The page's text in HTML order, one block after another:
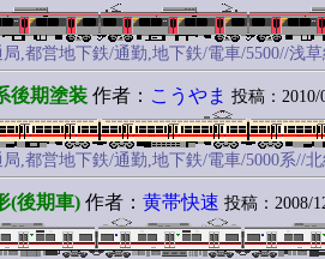
,都営地下鉄/通勤,地下鉄/電車/5500//浅
後期塗装 作者： こうやま 投稿：2010/
,都営地下鉄/通勤,地下鉄/電車/5000系//
(後期車) 作者： 黄帯快速 投稿：2008/